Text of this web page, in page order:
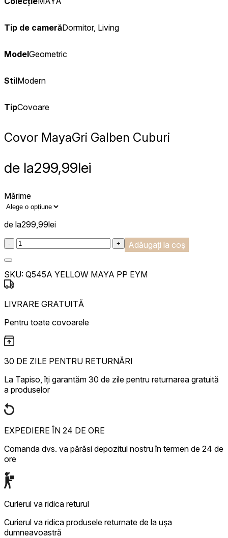
Tip de camerăDormitor, Living
ModelGeometric
StilModern
TipCovoare
Covor MayaGri Galben Cuburi
de la299,99lei
Mărime
de la299,99lei
:product_name quantity
- + Adăugați la coș
SKU: Q545A YELLOW MAYA PP EYM
LIVRARE GRATUITĂ
Pentru toate covoarele
30 DE ZILE PENTRU RETURNĂRI
La Tapiso, îți garantăm 30 de zile pentru returnarea gratuită
a produselor
EXPEDIERE ÎN 24 DE ORE
Comanda dvs. va părăsi depozitul nostru în termen de 24 de
ore
Curierul va ridica returul
Curierul va ridica produsele returnate de la ușa
dumneavoastră